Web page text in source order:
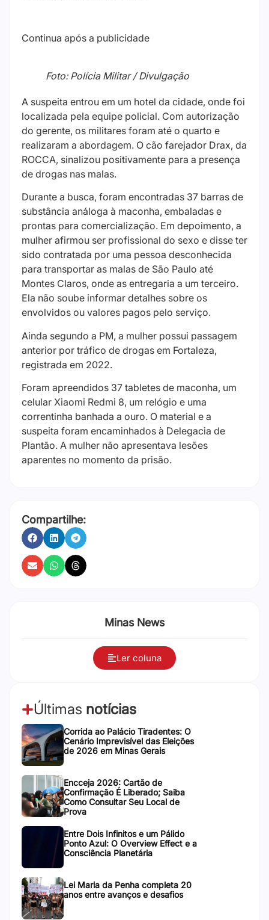
Continua após a publicidade
Foto: Polícia Militar / Divulgação
A suspeita entrou em um hotel da cidade, onde foi
localizada pela equipe policial. Com autorização
do gerente, os militares foram até o quarto e
realizaram a abordagem. O cão farejador Drax, da
ROCCA, sinalizou positivamente para a presença
de drogas nas malas.
Durante a busca, foram encontradas 37 barras de
substância análoga à maconha, embaladas e
prontas para comercialização. Em depoimento, a
mulher afirmou ser profissional do sexo e disse ter
sido contratada por uma pessoa desconhecida
para transportar as malas de São Paulo até
Montes Claros, onde as entregaria a um terceiro.
Ela não soube informar detalhes sobre os
envolvidos ou valores pagos pelo serviço.
Ainda segundo a PM, a mulher possui passagem
anterior por tráfico de drogas em Fortaleza,
registrada em 2022.
Foram apreendidos 37 tabletes de maconha, um
celular Xiaomi Redmi 8, um relógio e uma
correntinha banhada a ouro. O material e a
suspeita foram encaminhados à Delegacia de
Plantão. A mulher não apresentava lesões
aparentes no momento da prisão.
Compartilhe:
Minas News
Ler coluna
Últimas notícias
Corrida ao Palácio Tiradentes: O
Cenário Imprevisível das Eleições
de 2026 em Minas Gerais
Encceja 2026: Cartão de
Confirmação É Liberado; Saiba
Como Consultar Seu Local de
Prova
Entre Dois Infinitos e um Pálido
Ponto Azul: O Overview Effect e a
Consciência Planetária
Lei Maria da Penha completa 20
anos entre avanços e desafios